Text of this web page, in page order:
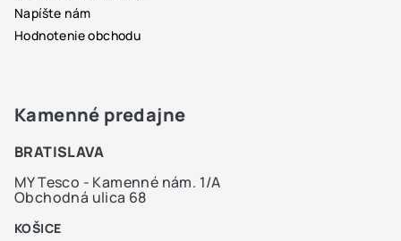
Napíšte nám
Hodnotenie obchodu
Kamenné predajne
BRATISLAVA
MY Tesco - Kamenné nám. 1/A
Obchodná ulica 68
KOŠICE